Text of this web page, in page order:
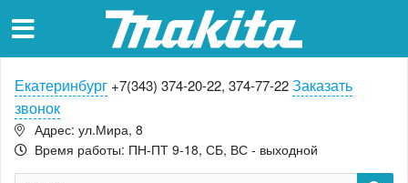
Екатеринбург +7(343) 374-20-22, 374-77-22Заказать
звонок
Адрес: ул.Мира, 8
Время работы: ПН-ПТ 9-18, СБ, ВС - выходной